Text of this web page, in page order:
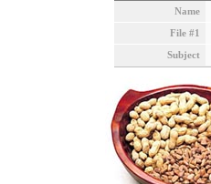
Name
File #1
Subject